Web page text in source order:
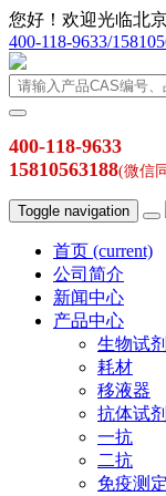
您好！欢迎光临北
400-118-9633/
400-118-9633
15810563188(微信
Toggle navigation
首页 (current)
公司简介
新闻中心
产品中心
生物试剂
耗材
移液器
抗体试
一抗
二抗
免疫测